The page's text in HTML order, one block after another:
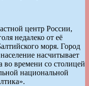
центр России,
недалеко от её
моря. Город
насчитывает
во времени со столицей
национальной